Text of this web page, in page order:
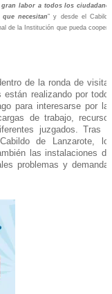
gran labor a todos los
necesitan” y desde el
de la Institución que pueda
de la ronda de
realizando por
para interesarse por
de trabajo,
juzgados. Tras
de Lanzarote,
las instalaciones
problemas y